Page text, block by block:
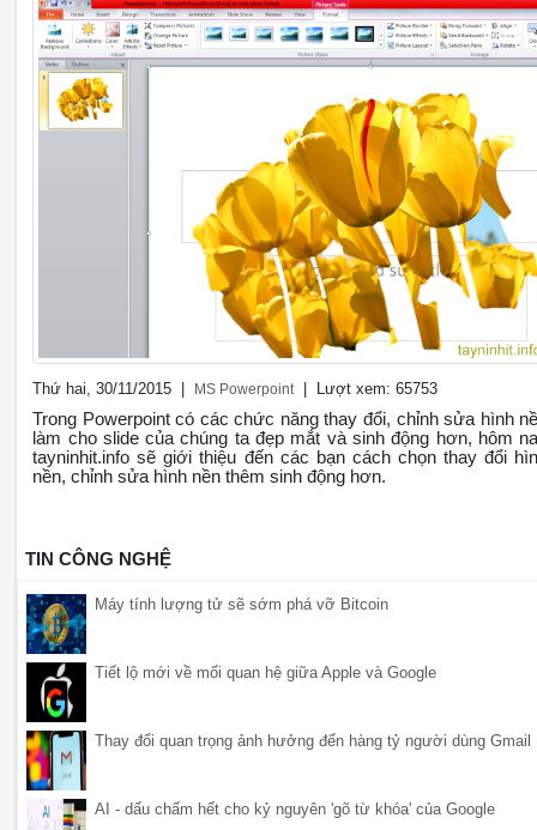
Thứ hai, 30/11/2015 | MS Powerpoint | Lượt xem: 65753
Trong Powerpoint có các chức năng thay đổi, chỉnh sửa hình
làm cho slide của chúng ta đẹp mắt và sinh động hơn, hôm
tayninhit.info sẽ giới thiệu đến các bạn cách chọn thay đổi
nền, chỉnh sửa hình nền thêm sinh động hơn.
TIN CÔNG NGHỆ
Máy tính lượng tử sẽ sớm phá vỡ Bitcoin
Tiết lộ mới về mối quan hệ giữa Apple và Google
Thay đổi quan trọng ảnh hưởng đến hàng tỷ người dùng Gmail
AI - dấu chấm hết cho kỷ nguyên 'gõ từ khóa' của Google